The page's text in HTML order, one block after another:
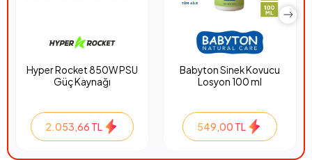
Hyper Rocket 850W PSU
Güç Kaynağı
2.053,66 TL
Babyton Sinek Kovucu
Losyon 100 ml
549,00 TL